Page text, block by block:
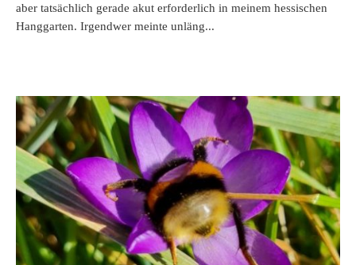
aber tatsächlich gerade akut erforderlich in meinem hessischen
Hanggarten. Irgendwer meinte unläng...